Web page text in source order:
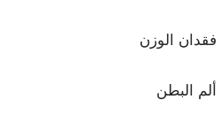
فقدان الوزن
ألم البطن